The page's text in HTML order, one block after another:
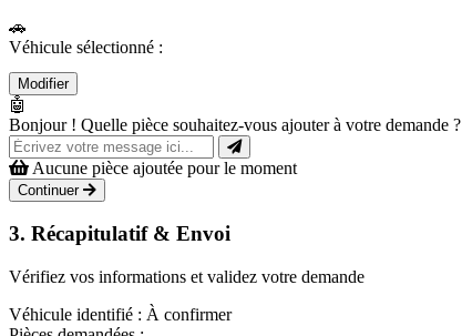
🚗
Véhicule sélectionné :
Modifier
🤖
Bonjour ! Quelle pièce souhaitez-vous ajouter à votre demande ?
Aucune pièce ajoutée pour le moment
Continuer
3. Récapitulatif & Envoi
Vérifiez vos informations et validez votre demande
Véhicule identifié : À confirmer